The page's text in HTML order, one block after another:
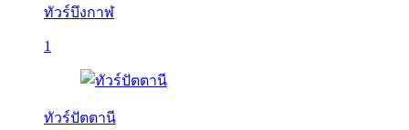
ทัวร์บึงกาฬ
1
ทัวร์ปัตตานี